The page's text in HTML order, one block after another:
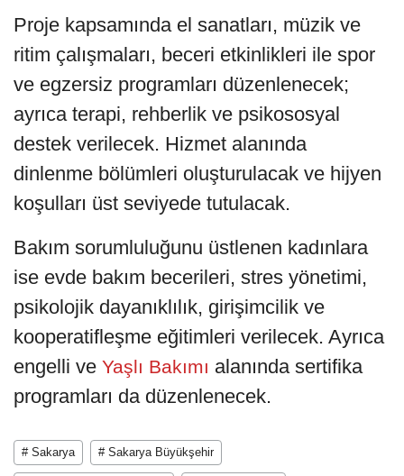
Proje kapsamında el sanatları, müzik ve
ritim çalışmaları, beceri etkinlikleri ile spor
ve egzersiz programları düzenlenecek;
ayrıca terapi, rehberlik ve psikososyal
destek verilecek. Hizmet alanında
dinlenme bölümleri oluşturulacak ve hijyen
koşulları üst seviyede tutulacak.
Bakım sorumluluğunu üstlenen kadınlara
ise evde bakım becerileri, stres yönetimi,
psikolojik dayanıklılık, girişimcilik ve
kooperatifleşme eğitimleri verilecek. Ayrıca
engelli ve Yaşlı Bakımı alanında sertifika
programları da düzenlenecek.
# Sakarya # Sakarya Büyükşehir